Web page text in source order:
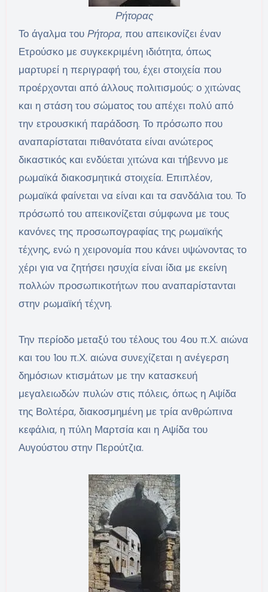
Ρήτορας
Το άγαλμα του Ρήτορα, που απεικονίζει έναν
Ετρούσκο με συγκεκριμένη ιδιότητα, όπως
μαρτυρεί η περιγραφή του, έχει στοιχεία που
προέρχονται από άλλους πολιτισμούς: ο χιτώνας
και η στάση του σώματος του απέχει πολύ από
την ετρουσκική παράδοση. Το πρόσωπο που
αναπαρίσταται πιθανότατα είναι ανώτερος
δικαστικός και ενδύεται χιτώνα και τήβεννο με
ρωμαϊκά διακοσμητικά στοιχεία. Επιπλέον,
ρωμαϊκά φαίνεται να είναι και τα σανδάλια του. Το
πρόσωπό του απεικονίζεται σύμφωνα με τους
κανόνες της προσωπογραφίας της ρωμαϊκής
τέχνης, ενώ η χειρονομία που κάνει υψώνοντας το
χέρι για να ζητήσει ησυχία είναι ίδια με εκείνη
πολλών προσωπικοτήτων που αναπαρίστανται
στην ρωμαϊκή τέχνη.
Την περίοδο μεταξύ του τέλους του 4ου π.Χ. αιώνα
και του 1ου π.Χ. αιώνα συνεχίζεται η ανέγερση
δημόσιων κτισμάτων με την κατασκευή
μεγαλειωδών πυλών στις πόλεις, όπως η Αψίδα
της Βολτέρα, διακοσμημένη με τρία ανθρώπινα
κεφάλια, η πύλη Μαρτσία και η Αψίδα του
Αυγούστου στην Περούτζια.